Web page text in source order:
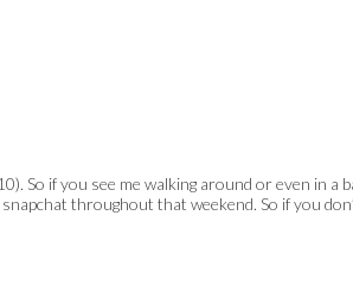
So if you see me walking around or even in a
throughout that weekend. So if you